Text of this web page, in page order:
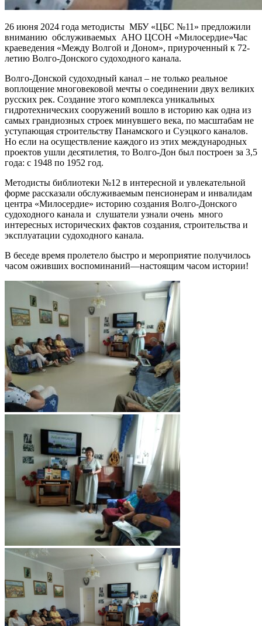
26 июня 2024 года методисты МБУ «ЦБС №11» предложили
вниманию обслуживаемых АНО ЦСОН «Милосердие»Час
краеведения «Между Волгой и Доном», приуроченный к 72-
летию Волго-Донского судоходного канала.
Волго-Донской судоходный канал – не только реальное
воплощение многовековой мечты о соединении двух великих
русских рек. Создание этого комплекса уникальных
гидротехнических сооружений вошло в историю как одна из
самых грандиозных строек минувшего века, по масштабам не
уступающая строительству Панамского и Суэцкого каналов.
Но если на осуществление каждого из этих международных
проектов ушли десятилетия, то Волго-Дон был построен за 3,5
года: с 1948 по 1952 год.
Методисты библиотеки №12 в интересной и увлекательной
форме рассказали обслуживаемым пенсионерам и инвалидам
центра «Милосердие» историю создания Волго-Донского
судоходного канала и слушатели узнали очень много
интересных исторических фактов создания, строительства и
эксплуатации судоходного канала.
В беседе время пролетело быстро и мероприятие получилось
часом оживших воспоминаний—настоящим часом истории!